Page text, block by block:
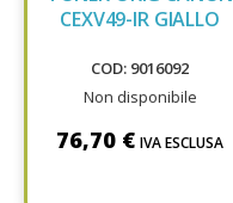
CEXV49-IR GIALLO
COD: 9016092
Non disponibile
76,70 € IVA ESCLUSA